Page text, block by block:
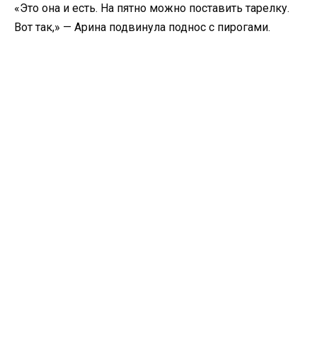
«Это она и есть. На пятно можно поставить тарелку.
Вот так,» — Арина подвинула поднос с пирогами.